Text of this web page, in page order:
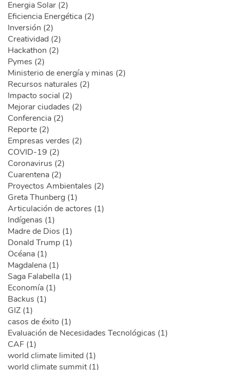
Energia Solar (2)
Eficiencia Energética (2)
Inversión (2)
Creatividad (2)
Hackathon (2)
Pymes (2)
Ministerio de energía y minas (2)
Recursos naturales (2)
Impacto social (2)
Mejorar ciudades (2)
Conferencia (2)
Reporte (2)
Empresas verdes (2)
COVID-19 (2)
Coronavirus (2)
Cuarentena (2)
Proyectos Ambientales (2)
Greta Thunberg (1)
Articulación de actores (1)
Indígenas (1)
Madre de Dios (1)
Donald Trump (1)
Océana (1)
Magdalena (1)
Saga Falabella (1)
Economía (1)
Backus (1)
GIZ (1)
casos de éxito (1)
Evaluación de Necesidades Tecnológicas (1)
CAF (1)
world climate limited (1)
world climate summit (1)